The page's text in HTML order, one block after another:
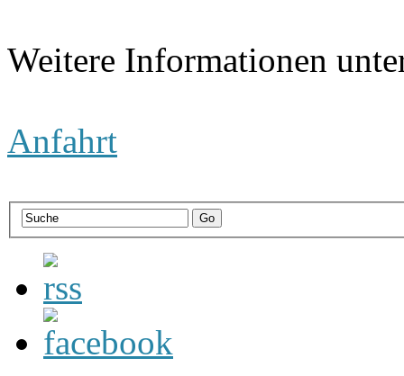
Weitere Informationen
Anfahrt